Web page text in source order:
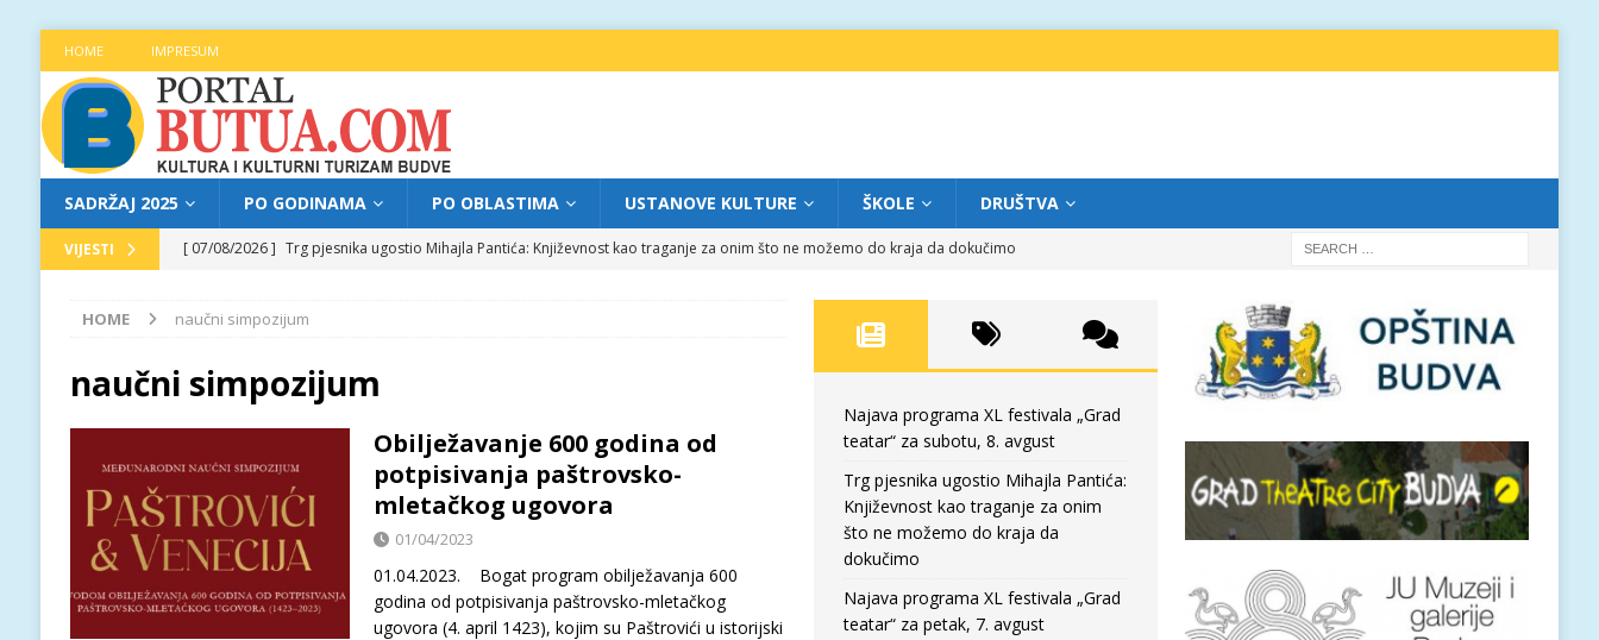
HOME IMPRESUM
SADRŽAJ 2025 PO GODINAMA PO OBLASTIMA USTANOVE KULTURE ŠKOLE DRUŠTVA
VIJESTI [ 07/08/2026 ] Trg pjesnika ugostio Mihajla Pantića: Književnost kao traganje za onim što ne možemo do kraja da dokučimo
[ 06/08/2026 ] Najava programa XL festivala „Grad teatar“ za petak, 7. avgust
[ 06/08/2026 ]
Od kultne TV serije do pozorišnog podviga: „Više od igre” na sceni između crkava
FOKUS
[ 05/08/2026 ]
Najava programa XL festivala „Grad teatar“ za četvrtak, 6. avgust
Najava programa XL festivala „Grad teatar“ za subotu, 8. avgust
HOME naučni simpozijum
naučni simpozijum
Obilježavanje 600 godina od
potpisivanja paštrovsko-
mletačkog ugovora
01/04/2023
01.04.2023. Bogat program obilježavanja 600
godina od potpisivanja paštrovsko-mletačkog
ugovora (4. april 1423), kojim su Paštrovići u istorijski
Najava programa XL festivala „Grad
teatar“ za subotu, 8. avgust
Trg pjesnika ugostio Mihajla Pantića:
Književnost kao traganje za onim
što ne možemo do kraja da
dokučimo
Najava programa XL festivala „Grad
teatar“ za petak, 7. avgust